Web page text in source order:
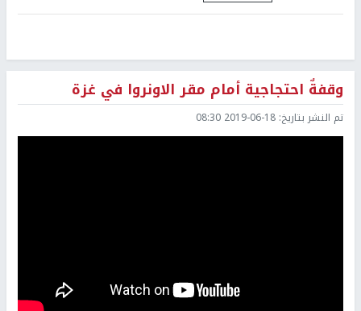
وقفةٌ احتجاجية أمام مقر الاونروا في غزة
تم النشر بتاريخ: 2019-06-18 08:30